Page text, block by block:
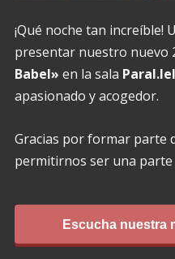
¡Qué noche tan increíble!
presentar nuestro nuevo
Babel» en la sala
apasionado y acogedor.
Gracias por formar parte
permitirnos ser una parte
Escucha nuestra